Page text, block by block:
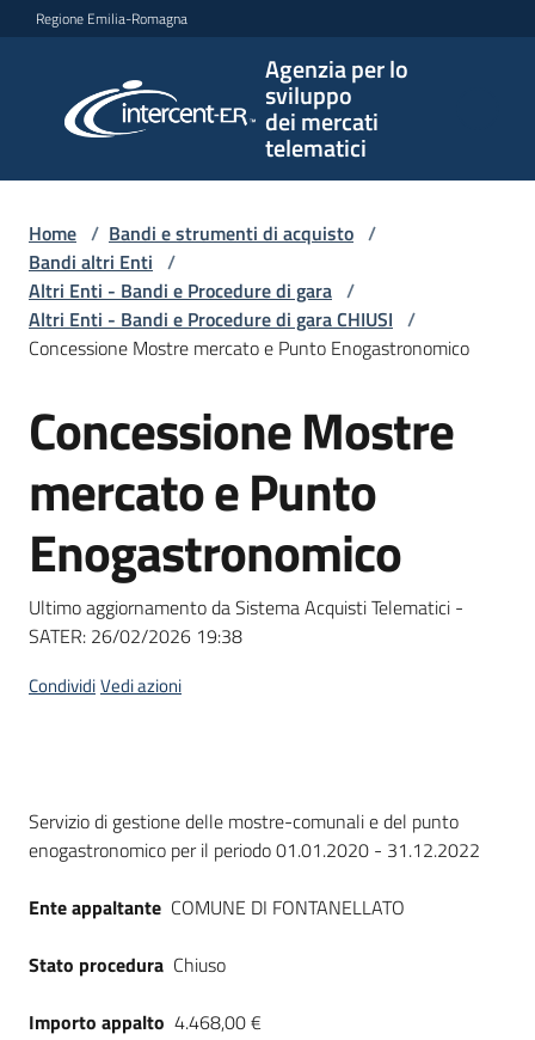
Vai al contenuto
Vai alla navigazione
Vai al footer
Regione Emilia-Romagna
Agenzia per lo
sviluppo
dei mercati
telematici
per lo
sviluppo
telematici
L'Agenzia
Bandi
strumenti
acquisto
Supporto
English
site
Home / Bandi e strumenti di acquisto /
Bandi altri Enti /
Altri Enti - Bandi e Procedure di gara /
Altri Enti - Bandi e Procedure di gara CHIUSI /
Concessione Mostre mercato e Punto Enogastronomico
Salta al contenuto
Concessione Mostre
mercato e Punto
Enogastronomico
Ultimo aggiornamento da Sistema Acquisti Telematici -
SATER: 26/02/2026 19:38
CondividiVedi azioni
Dati del bando
Servizio di gestione delle mostre-comunali e del punto
enogastronomico per il periodo 01.01.2020 - 31.12.2022
Ente appaltante COMUNE DI FONTANELLATO
Stato procedura Chiuso
Importo appalto 4.468,00 €